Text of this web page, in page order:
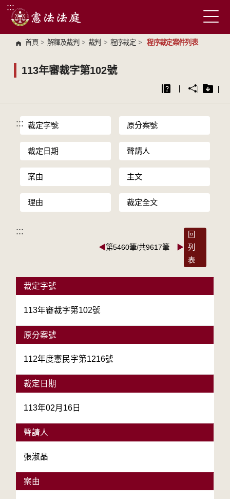
跳到主要內容區塊
:::
首頁 > 解釋及裁判 > 裁判 > 程序裁定 > 程序裁定案件列表
113年審裁字第102號
::: 裁定字號 原分案號
裁定日期 聲請人
案由 主文
理由 裁定全文
:::
◀第5460筆/共9617筆 ▶
回
列
表
裁定字號
113年審裁字第102號
原分案號
112年度憲民字第1216號
裁定日期
113年02月16日
聲請人
張淑晶
案由